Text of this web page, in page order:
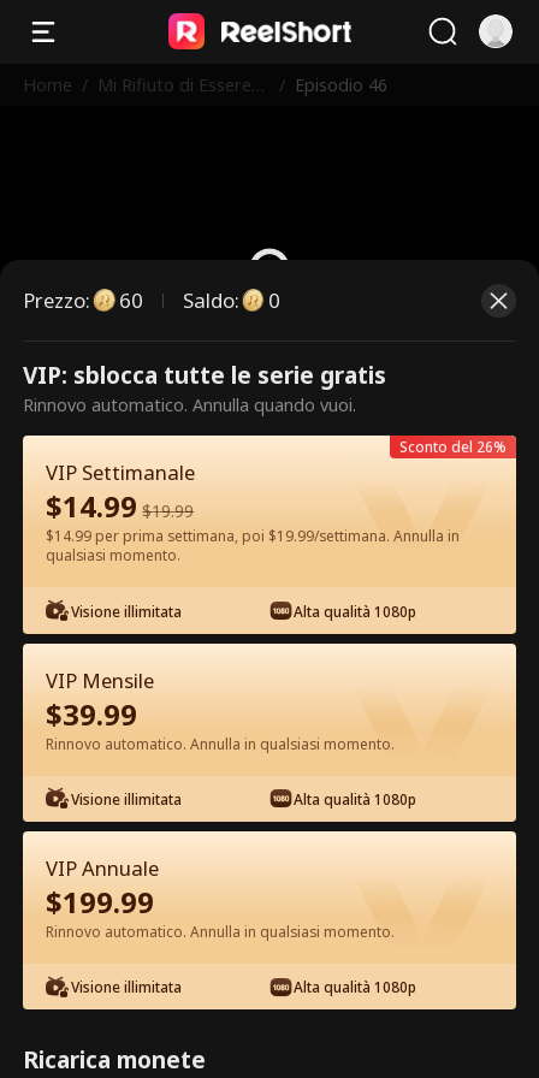
Home / Mi Rifiuto di Essere
/ Episodio 46
Questi sono episodi a pagamento.
Sblocca per guardare.
Episodio 46 - Mi Rifiuto di Essere
l'Erede Film completo
1-50 51-80 Tutti gli episodi
46 48 49
Prezzo: 60 Saldo: 0
VIP: sblocca tutte le serie gratis
Rinnovo automatico. Annulla quando vuoi.
VIP Settimanale
$14.99 $19.99
$14.99 per prima settimana, poi $19.99/settimana. Annulla in
qualsiasi momento.
Visione illimitata Alta qualità 1080p
Sconto del 26%
VIP Mensile
$39.99
Rinnovo automatico. Annulla in qualsiasi momento.
Visione illimitata Alta qualità 1080p
VIP Annuale
$199.99
Rinnovo automatico. Annulla in qualsiasi momento.
Visione illimitata Alta qualità 1080p
Ricarica monete